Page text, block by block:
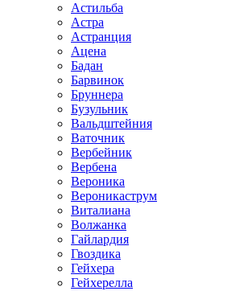
Астильба
Астра
Астранция
Ацена
Бадан
Барвинок
Бруннера
Бузульник
Вальдштейния
Ваточник
Вербейник
Вербена
Вероника
Вероникаструм
Виталиана
Волжанка
Гайлардия
Гвоздика
Гейхера
Гейхерелла